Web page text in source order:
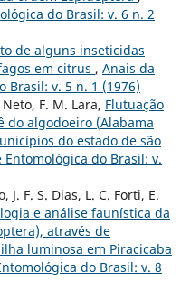
do Brasil: v. 6 n. 2
de alguns inseticidas
em citrus , Anais da
Brasil: v. 5 n. 1 (1976)
F. M. Lara, Flutuação
do algodoeiro (Alabama
do estado de são
Entomológica do Brasil: v.
J. F. S. Dias, L. C. Forti, E.
e análise faunística da
através de
luminosa em Piracicaba
do Brasil: v. 8